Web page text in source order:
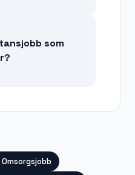
som
Omsorgsjobb